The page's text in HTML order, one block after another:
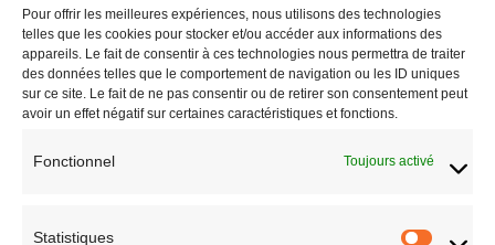
Pour offrir les meilleures expériences, nous utilisons des technologies
telles que les cookies pour stocker et/ou accéder aux informations des
appareils. Le fait de consentir à ces technologies nous permettra de traiter
des données telles que le comportement de navigation ou les ID uniques
sur ce site. Le fait de ne pas consentir ou de retirer son consentement peut
avoir un effet négatif sur certaines caractéristiques et fonctions.
Fonctionnel Toujours activé
Statistiques
sur
page
du
produit
Ajouter
à la liste
de
souhaits
Sensitive + marron
Ajouter
à la liste
de
souhaits